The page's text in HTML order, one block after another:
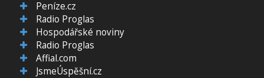
Peníze.cz
Radio Proglas
Hospodářské noviny
Radio Proglas
Affial.com
JsmeÚspěšní.cz